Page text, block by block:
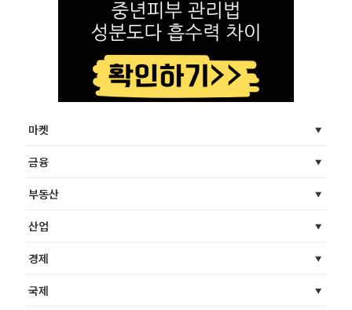
마켓
금융
부동산
산업
경제
국제